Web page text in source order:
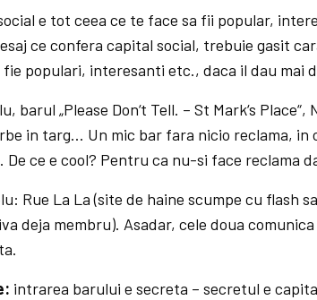
e tot ceea ce te face sa fii popular,
ce confera capital social, trebuie gasit
fie populari, interesanti etc., daca il dau mai
barul „Please Don‘t Tell. – St Mark‘s
in targ… Un mic bar fara nicio reclama,
De ce e cool? Pentru ca nu-si face reclama
Rue La La (site de haine scumpe cu flash
deja membru). Asadar, cele doua
intrarea barului e secreta – secretul e